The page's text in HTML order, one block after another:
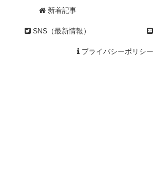
新着記事
SNS（最新情報）
プライバシーポリシー